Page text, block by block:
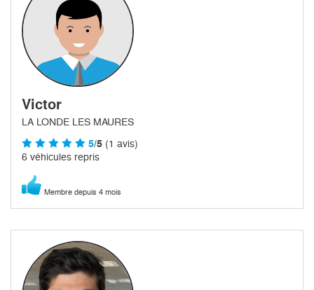
Victor
LA LONDE LES MAURES
5/5 (1 avis)
6 véhicules repris
Membre depuis 4 mois